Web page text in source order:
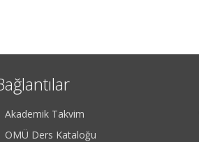
Akademik Takvim
OMÜ Ders Kataloğu